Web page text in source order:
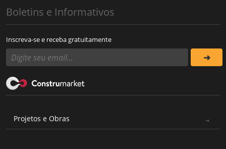
Boletins e Informativos
Inscreva-se e receba gratuitamente
Projetos e Obras